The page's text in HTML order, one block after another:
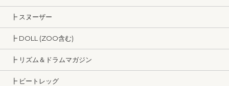
┣ スヌーザー
┣ DOLL (ZOO含む)
┣ リズム＆ドラムマガジン
┣ ビートレッグ